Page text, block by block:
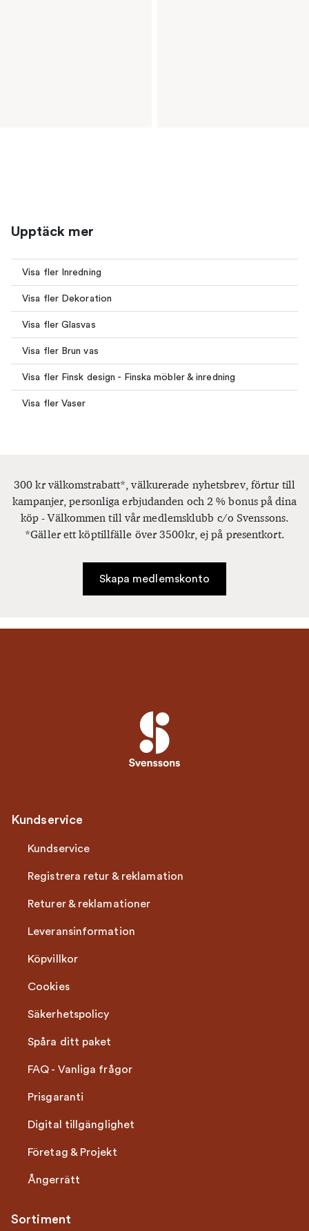
Upptäck mer
Visa fler Inredning
Visa fler Dekoration
Visa fler Glasvas
Visa fler Brun vas
Visa fler Finsk design - Finska möbler & inredning
Visa fler Vaser
300 kr välkomstrabatt*, välkurerade nyhetsbrev, förtur till
kampanjer, personliga erbjudanden och 2 % bonus på dina
köp - Välkommen till vår medlemsklubb c/o Svenssons.
*Gäller ett köptillfälle över 3500kr, ej på presentkort.
Skapa medlemskonto
Kundservice
Kundservice
Registrera retur & reklamation
Returer & reklamationer
Leveransinformation
Köpvillkor
Cookies
Säkerhetspolicy
Spåra ditt paket
FAQ - Vanliga frågor
Prisgaranti
Digital tillgänglighet
Företag & Projekt
Ångerrätt
Sortiment